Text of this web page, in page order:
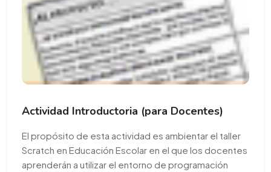
Actividad Introductoria (para Docentes)
El propósito de esta actividad es ambientar el taller
Scratch en Educación Escolar en el que los docentes
aprenderán a utilizar el entorno de programación